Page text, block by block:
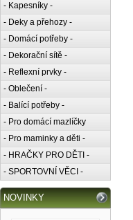
- Kapesníky -
- Deky a přehozy -
- Domácí potřeby -
- Dekorační sítě -
- Reflexní prvky -
- Oblečení -
- Balící potřeby -
- Pro domácí mazlíčky
- Pro maminky a děti -
- HRAČKY PRO DĚTI -
- SPORTOVNÍ VĚCI -
NOVINKY